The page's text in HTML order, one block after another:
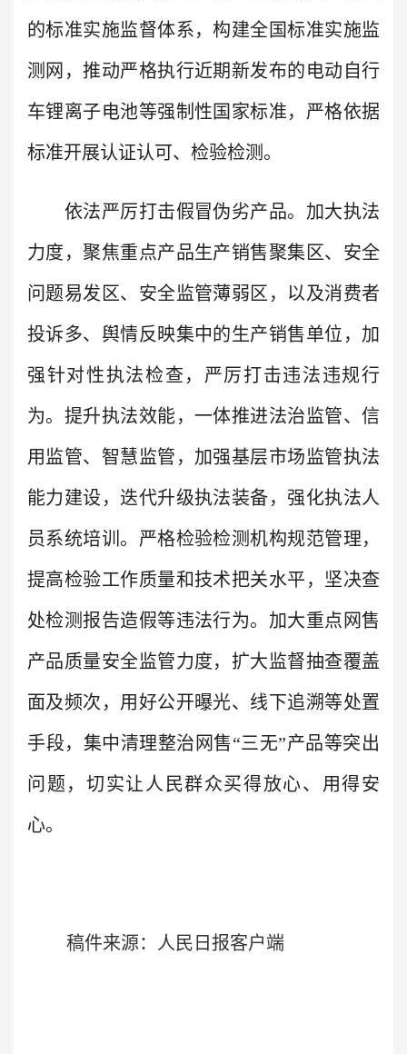
的标准实施监督体系，构建全国标准实施监
测网，推动严格执行近期新发布的电动自行
车锂离子电池等强制性国家标准，严格依据
标准开展认证认可、检验检测。
依法严厉打击假冒伪劣产品。加大执法
力度，聚焦重点产品生产销售聚集区、安全
问题易发区、安全监管薄弱区，以及消费者
投诉多、舆情反映集中的生产销售单位，加
强针对性执法检查，严厉打击违法违规行
为。提升执法效能，一体推进法治监管、信
用监管、智慧监管，加强基层市场监管执法
能力建设，迭代升级执法装备，强化执法人
员系统培训。严格检验检测机构规范管理，
提高检验工作质量和技术把关水平，坚决查
处检测报告造假等违法行为。加大重点网售
产品质量安全监管力度，扩大监督抽查覆盖
面及频次，用好公开曝光、线下追溯等处置
手段，集中清理整治网售“三无”产品等突出
问题，切实让人民群众买得放心、用得安
心。
稿件来源：人民日报客户端